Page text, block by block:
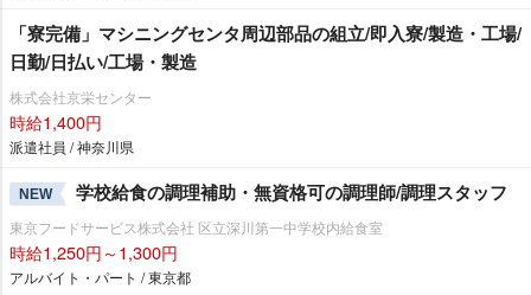
「寮完備」マシニングセンタ周辺部品の組立/即入寮/製造・工場/
日勤/日払い/工場・製造
株式会社京栄センター
時給1,400円
派遣社員 / 神奈川県
NEW 学校給食の調理補助・無資格可の調理師/調理スタッフ
東京フードサービス株式会社 区立深川第一中学校内給食室
時給1,250円～1,300円
アルバイト・パート / 東京都